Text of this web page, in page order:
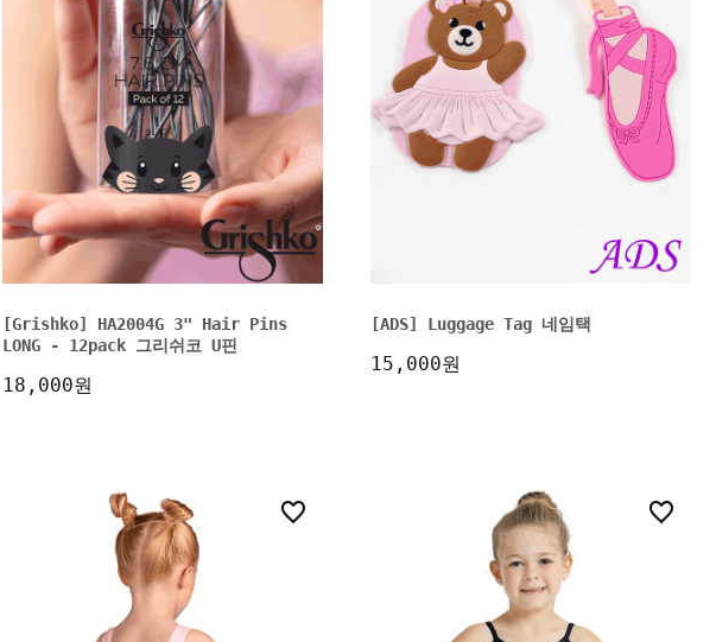
[Grishko] HA2004G 3" Hair Pins
LONG - 12pack 그리쉬코 U핀
18,000원
[ADS] Luggage Tag 네임택
15,000원